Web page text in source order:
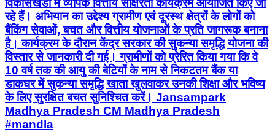
विकासखंडों में व्यापक वित्तीय साक्षरता कार्यक्रम आयोजित किए जा
रहे हैं। अभियान का उद्देश्य ग्रामीण एवं दूरस्थ क्षेत्रों के लोगों को
बैंकिंग सेवाओं, बचत और वित्तीय योजनाओं के प्रति जागरूक बनाना
है। कार्यक्रम के दौरान केंद्र सरकार की सुकन्या समृद्धि योजना की
विस्तार से जानकारी दी गई। ग्रामीणों को प्रेरित किया गया कि वे
10 वर्ष तक की आयु की बेटियों के नाम से निकटतम बैंक या
डाकघर में सुकन्या समृद्धि खाता खुलवाकर उनकी शिक्षा और भविष्य
के लिए सुरक्षित बचत सुनिश्चित करें। Jansampark
Madhya Pradesh CM Madhya Pradesh
#mandla